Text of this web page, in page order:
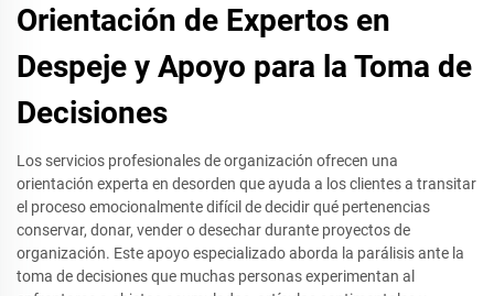
Orientación de Expertos en
Despeje y Apoyo para la Toma de
Decisiones
Los servicios profesionales de organización ofrecen una
orientación experta en desorden que ayuda a los clientes a transitar
el proceso emocionalmente difícil de decidir qué pertenencias
conservar, donar, vender o desechar durante proyectos de
organización. Este apoyo especializado aborda la parálisis ante la
toma de decisiones que muchas personas experimentan al